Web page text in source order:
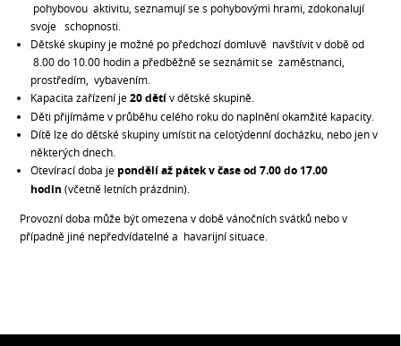
pohybovou aktivitu, seznamují se s pohybovými hrami, zdokonalují
svoje schopnosti.
Dětské skupiny je možné po předchozí domluvě navštívit v době od
8.00 do 10.00 hodin a předběžně se seznámit se zaměstnanci,
prostředím, vybavením.
Kapacita zařízení je20 dětív dětské skupině.
Děti přijímáme v průběhu celého roku do naplnění okamžité kapacity.
Dítě lze do dětské skupiny umístit na celotýdenní docházku, nebo jen v
některých dnech.
Otevírací doba je pondělí až pátek v čase od 7.00 do 17.00
hodin(včetně letních prázdnin).
Provozní doba může být omezena v době vánočních svátků nebo v
případně jiné nepředvídatelné a havarijní situace.